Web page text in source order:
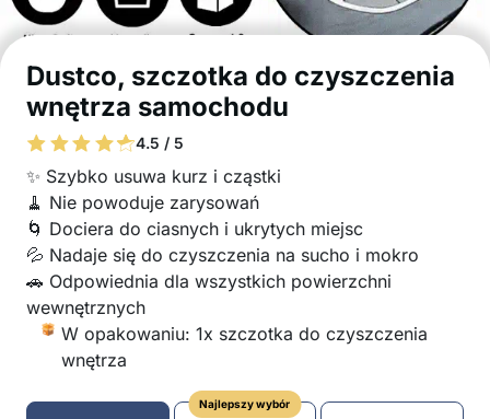
Dustco, szczotka do czyszczenia
wnętrza samochodu
4.5 / 5
✨ Szybko usuwa kurz i cząstki
🧹 Nie powoduje zarysowań
🌀 Dociera do ciasnych i ukrytych miejsc
💦 Nadaje się do czyszczenia na sucho i mokro
🚗 Odpowiednia dla wszystkich powierzchni
wewnętrznych
W opakowaniu: 1x szczotka do czyszczenia
wnętrza
Najlepszy wybór